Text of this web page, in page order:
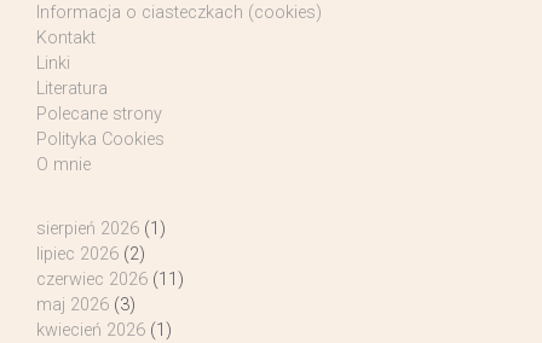
Informacja o ciasteczkach (cookies)
Kontakt
Linki
Literatura
Polecane strony
Polityka Cookies
O mnie
sierpień 2026 (1)
lipiec 2026 (2)
czerwiec 2026 (11)
maj 2026 (3)
kwiecień 2026 (1)